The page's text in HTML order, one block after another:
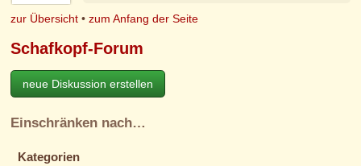
zur Übersicht •zum Anfang der Seite
Schafkopf-Forum
neue Diskussion erstellen
Einschränken nach…
Kategorien